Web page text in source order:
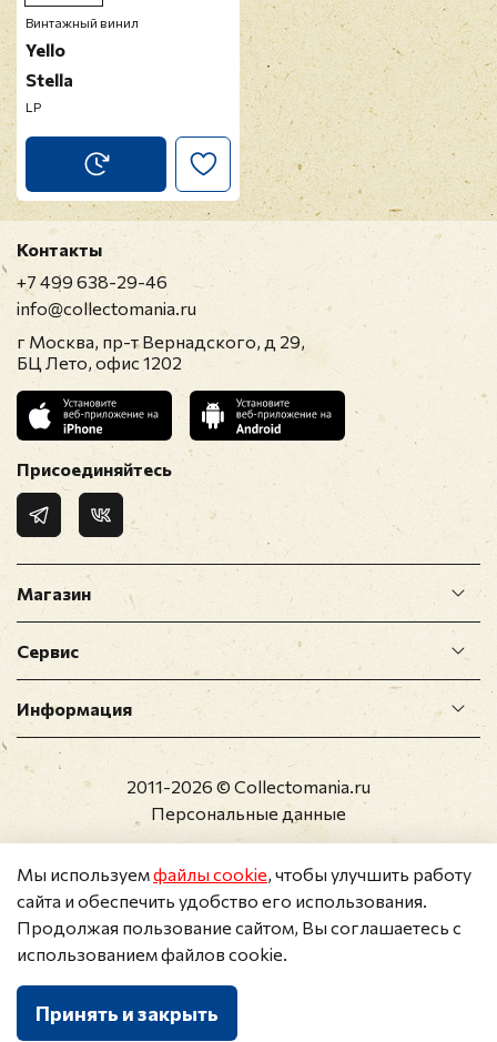
Винтажный винил
Yello
Stella
LP
Магазин
Сервис
Информация
Контакты
+7 499 638-29-46
info@collectomania.ru
г Москва, пр-т Вернадского, д 29,
БЦ Лето, офис 1202
Присоединяйтесь
2011-2026 © Collectomania.ru
Персональные данные
Корзина
Мы используемфайлы cookie, чтобы улучшить работу
сайта и обеспечить удобство его использования.
Продолжая пользование сайтом, Вы соглашаетесь с
использованием файлов cookie.
Принять и закрыть